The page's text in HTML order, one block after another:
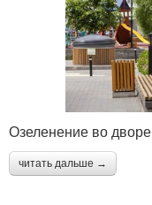
Озеленение во дворе
читать дальше →